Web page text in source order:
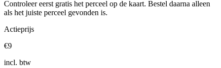
Controleer eerst gratis het perceel op de kaart. Bestel daarna alleen
als het juiste perceel gevonden is.
Actieprijs
€9
incl. btw